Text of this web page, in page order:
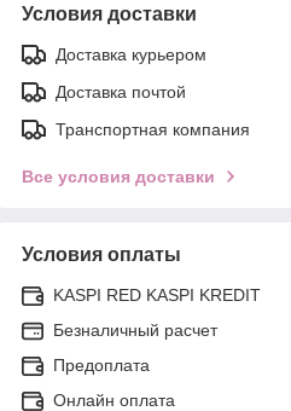
Условия доставки
Доставка курьером
Доставка почтой
Транспортная компания
Все условия доставки
Условия оплаты
KASPI RED KASPI KREDIT
Безналичный расчет
Предоплата
Онлайн оплата